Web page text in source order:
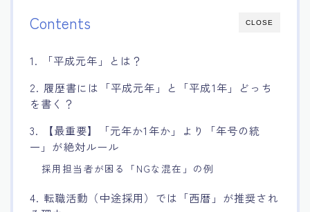
CLOSE
Contents
1. 「平成元年」とは？
2. 履歴書には「平成元年」と「平成1年」どっち
を書く？
3. 【最重要】「元年か1年か」より「年号の統
一」が絶対ルール
採用担当者が困る「NGな混在」の例
4. 転職活動（中途採用）では「西暦」が推奨され